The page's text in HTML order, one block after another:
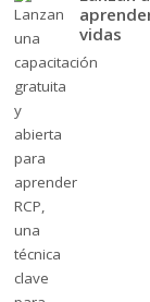
vidas